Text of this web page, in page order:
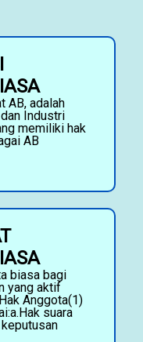
AB, adalah
Industri
memiliki hak
AB
biasa bagi
yang aktif
Anggota(1)
suara